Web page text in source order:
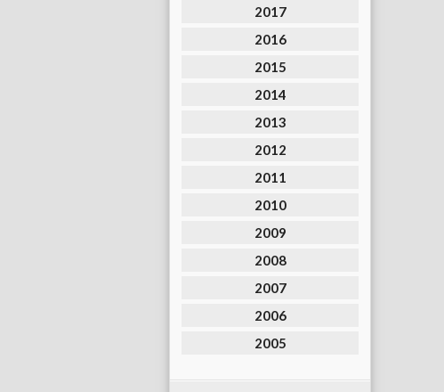
2017
2016
2015
2014
2013
2012
2011
2010
2009
2008
2007
2006
2005